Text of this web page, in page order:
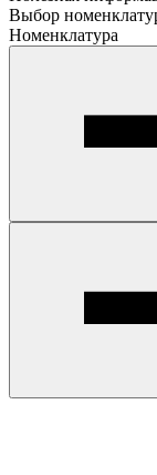
Выбор
Номенклатура